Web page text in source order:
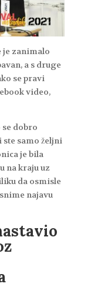
je zanimalo
a s druge
se pravi
video,
dobro
samo željni
je bila
na kraju uz
da osmisle
najavu